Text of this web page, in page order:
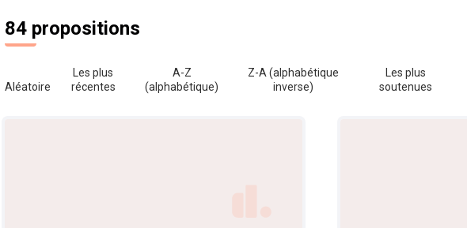
84 propositions
Aléatoire
Les plus
récentes
A-Z
(alphabétique)
Z-A (alphabétique
inverse)
Les plus
soutenues